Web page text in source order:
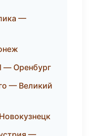
—
— Оренбург
— Великий